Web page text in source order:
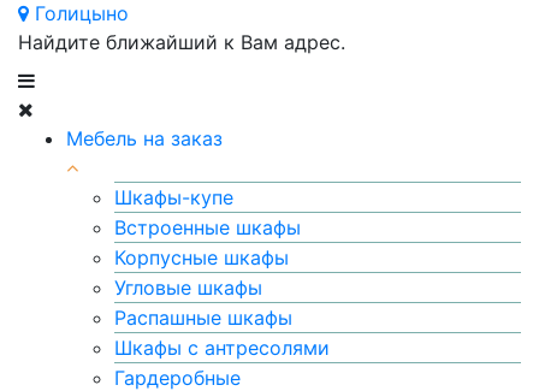
Голицыно
Найдите ближайший к Вам адрес.
Мебель на заказ
Шкафы-купе
Встроенные шкафы
Корпусные шкафы
Угловые шкафы
Распашные шкафы
Шкафы с антресолями
Гардеробные